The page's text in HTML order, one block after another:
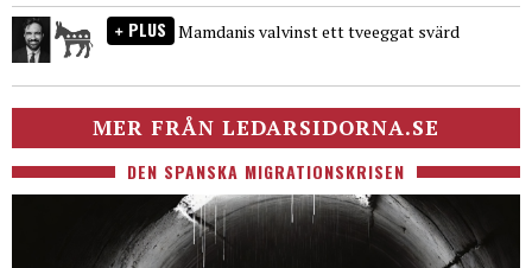
PLUS Mamdanis valvinst ett tveeggat svärd
MER FRÅN LEDARSIDORNA.SE
DEN SPANSKA MIGRATIONSKRISEN